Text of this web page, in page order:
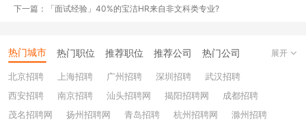
对于北上广深等的非土著，如果有购房或者落户
作信息，但在一些需要社会信用评价时，比如贷
款签证，经常断档可能会给人不稳定的印象。
下一篇：「面试经验」40%的宝洁HR来自非文科类专业?
热门城市 热门职位 推荐职位 推荐公司 热门公司
北京招聘 上海招聘 广州招聘 深圳招聘
武汉招聘
西安招聘
南京招聘 汕头招聘网 揭阳招聘网
成都招聘
茂名招聘网
扬州招聘网 青岛招聘 杭州招聘网
滁州招聘
展开